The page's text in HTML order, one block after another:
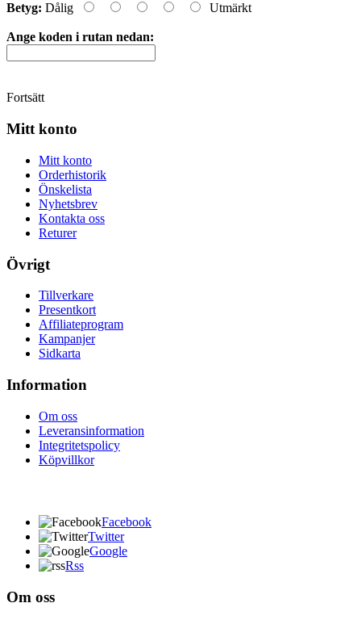
Betyg: Dålig Utmärkt
Ange koden i rutan nedan:
Fortsätt
Mitt konto
Mitt konto
Orderhistorik
Önskelista
Nyhetsbrev
Kontakta oss
Returer
Övrigt
Tillverkare
Presentkort
Affiliateprogram
Kampanjer
Sidkarta
Information
Om oss
Leveransinformation
Integritetspolicy
Köpvillkor
Facebook
Twitter
Google
Rss
Om oss